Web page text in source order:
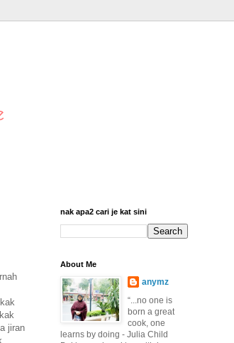
jiran
nak apa2 cari je kat sini
About Me
anymz
“...no one is
born a great
cook, one
learns by doing - Julia Child